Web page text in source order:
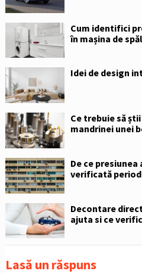
Cum identifici
în mașina de
Idei de design
Ce trebuie să
mandrinei unei
De ce
verificată
Decontare
ajuta si ce
Lasă un răspuns